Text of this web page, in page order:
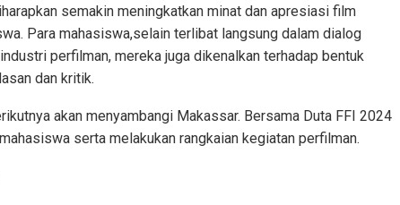
semakin meningkatkan minat dan apresiasi film
Para mahasiswa,selain terlibat langsung dalam dialog
perfilman, mereka juga dikenalkan terhadap bentuk
dan kritik.
akan menyambangi Makassar. Bersama Duta FFI 2024
serta melakukan rangkaian kegiatan perfilman.